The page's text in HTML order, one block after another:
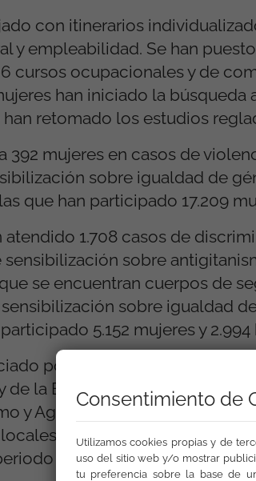
con itinerarios
y empleabilidad. Se han
cursos ocupacionales y de
han iniciado la
retomado los estudios
392 mujeres en casos de
sobre igualdad de
que han participado 17.209
atendido 1.708 casos de
sobre
se encuentran cuerpos de
sobre igualdad
5.152 mujeres y 2.994
por el Fondo Social
la Economía Social
y Agenda 2030, la Fundación
entre otros. Calí se ha
de programación del
Consentimiento de
Utilizamos cookies propias y de
uso del sitio web y/o mostrar
tu preferencia sobre la base de